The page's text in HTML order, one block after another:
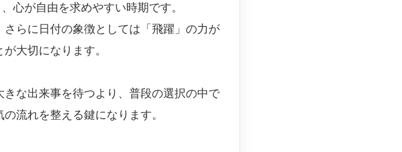
心が自由を求めやすい時期です。
らに日付の象徴としては「飛躍」の力が
大切になります。
な出来事を待つより、普段の選択の中で
流れを整える鍵になります。